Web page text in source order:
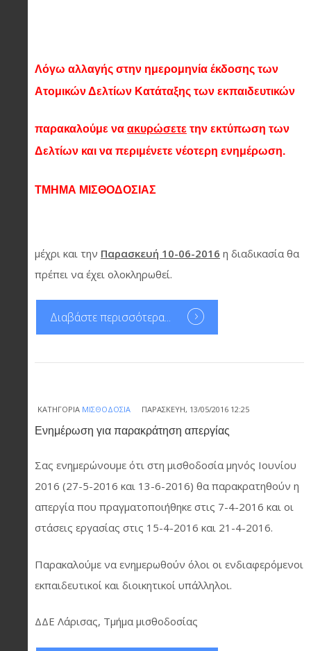
Λόγω αλλαγής στην ημερομηνία έκδοσης των
Ατομικών Δελτίων Κατάταξης των εκπαιδευτικών
παρακαλούμε να ακυρώσετε την εκτύπωση των
Δελτίων και να περιμένετε νέοτερη ενημέρωση.
ΤΜΗΜΑ ΜΙΣΘΟΔΟΣΙΑΣ
μέχρι και την Παρασκευή 10-06-2016 η διαδικασία θα
πρέπει να έχει ολοκληρωθεί.
Διαβάστε περισσότερα...
ΚΑΤΗΓΟΡΊΑ ΜΙΣΘΟΔΟΣΊΑ ΠΑΡΑΣΚΕΥΉ, 13/05/2016 12:25
Ενημέρωση για παρακράτηση απεργίας
Σας ενημερώνουμε ότι στη μισθοδοσία μηνός Ιουνίου
2016 (27-5-2016 και 13-6-2016) θα παρακρατηθούν η
απεργία που πραγματοποιήθηκε στις 7-4-2016 και οι
στάσεις εργασίας στις 15-4-2016 και 21-4-2016.
Παρακαλούμε να ενημερωθούν όλοι οι ενδιαφερόμενοι
εκπαιδευτικοί και διοικητικοί υπάλληλοι.
ΔΔΕ Λάρισας, Τμήμα μισθοδοσίας